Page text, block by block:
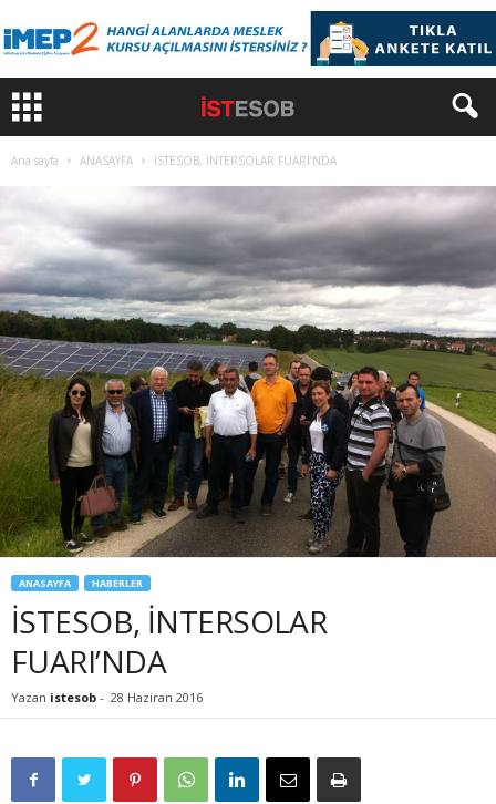
Ana sayfa ANASAYFA İSTESOB, İNTERSOLAR FUARI’NDA
ANASAYFA HABERLER
İSTESOB, İNTERSOLAR
FUARI’NDA
Yazan istesob - 28 Haziran 2016